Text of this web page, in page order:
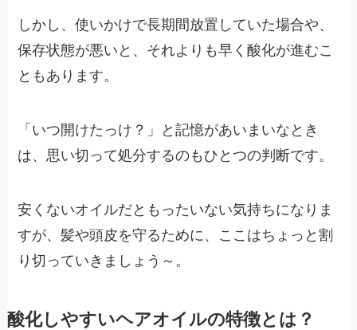
しかし、使いかけで長期間放置していた場合や、
保存状態が悪いと、それよりも早く酸化が進むこ
ともあります。
「いつ開けたっけ？」と記憶があいまいなとき
は、思い切って処分するのもひとつの判断です。
安くないオイルだともったいない気持ちになりま
すが、髪や頭皮を守るために、ここはちょっと割
り切っていきましょう～。
酸化しやすいヘアオイルの特徴とは？